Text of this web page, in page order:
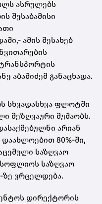
ასრულებს
შესაბამისი
ამის შესახებ
აბაშიძემ განაცხადა.
სხვადასხვა ფლოტში
მეზღვაური მუშაობს.
არიან
80%-ში,
საზღვაო
საზღვაო
ზე ვრცელდება.
დირექტორის